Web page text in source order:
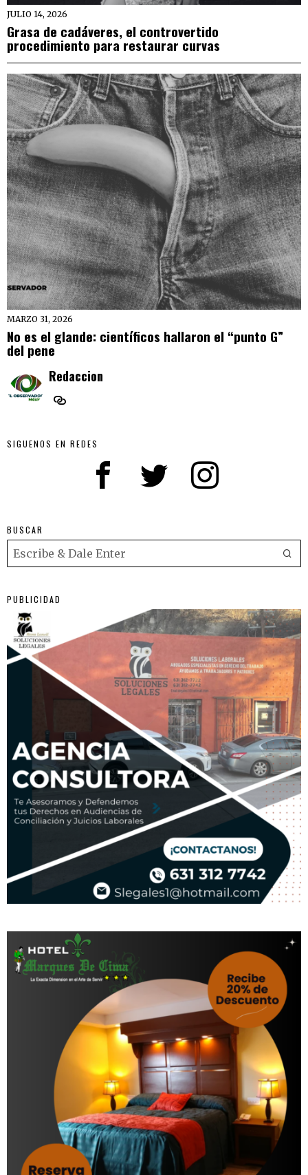
JULIO 14, 2026
Grasa de cadáveres, el controvertido
procedimiento para restaurar curvas
MARZO 31, 2026
No es el glande: científicos hallaron el “punto G”
del pene
Redaccion
SIGUENOS EN REDES
BUSCAR
PUBLICIDAD